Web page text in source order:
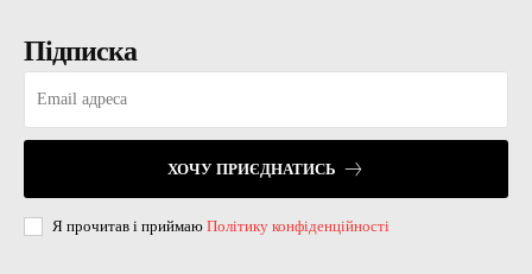
Підписка
ХОЧУ ПРИЄДНАТИСЬ
Я прочитав і приймаю Політику конфіденційності